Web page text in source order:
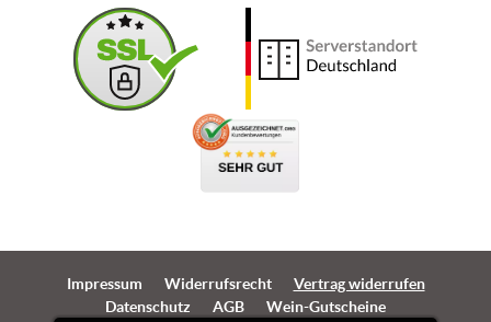
Impressum Widerrufsrecht
Vertrag widerrufen
Datenschutz
AGB Wein-Gutscheine